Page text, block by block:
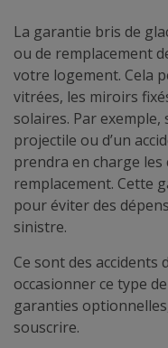
La garantie bris de
ou de remplacement
votre logement. Cela
vitrées, les miroirs
solaires. Par exemple,
projectile ou d’un
prendra en charge
remplacement. Cette
pour éviter des
sinistre.
Ce sont des
occasionner ce type
garanties
souscrire.